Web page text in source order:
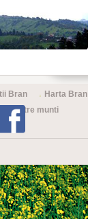
Bran
Harta Bran
dintre munti